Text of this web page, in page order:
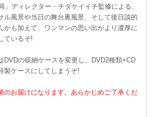
」ディレクター・チダケイイチ監修による、
ル風景や当日の舞台裏風景、そして後日談的
かも加えて、ワンマンの思い出がより濃厚に
ているぞ!
DVDの収納ケースを変更し、DVD2種類+CD
製ケースにしてしまうぞ!
のお届けになります。あらかじめご了承くだ